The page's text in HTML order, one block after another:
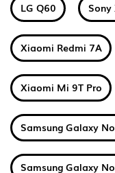
LG Q60 Sony
Xiaomi Redmi 7A
Xiaomi Mi 9T Pro
Samsung Galaxy
Samsung Galaxy